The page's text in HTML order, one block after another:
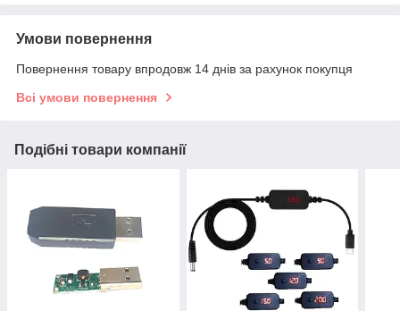
Умови повернення
Повернення товару впродовж 14 днів за рахунок покупця
Всі умови повернення
Подібні товари компанії